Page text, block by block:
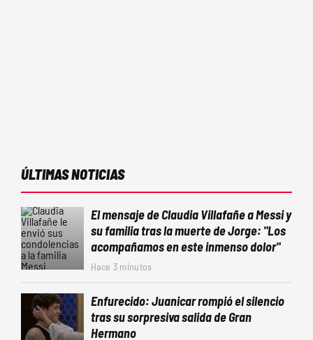
ÚLTIMAS NOTICIAS
El mensaje de Claudia Villafañe a Messi y
su familia tras la muerte de Jorge: "Los
acompañamos en este inmenso dolor"
Hace 3 minutos
Enfurecido: Juanicar rompió el silencio
tras su sorpresiva salida de Gran
Hermano